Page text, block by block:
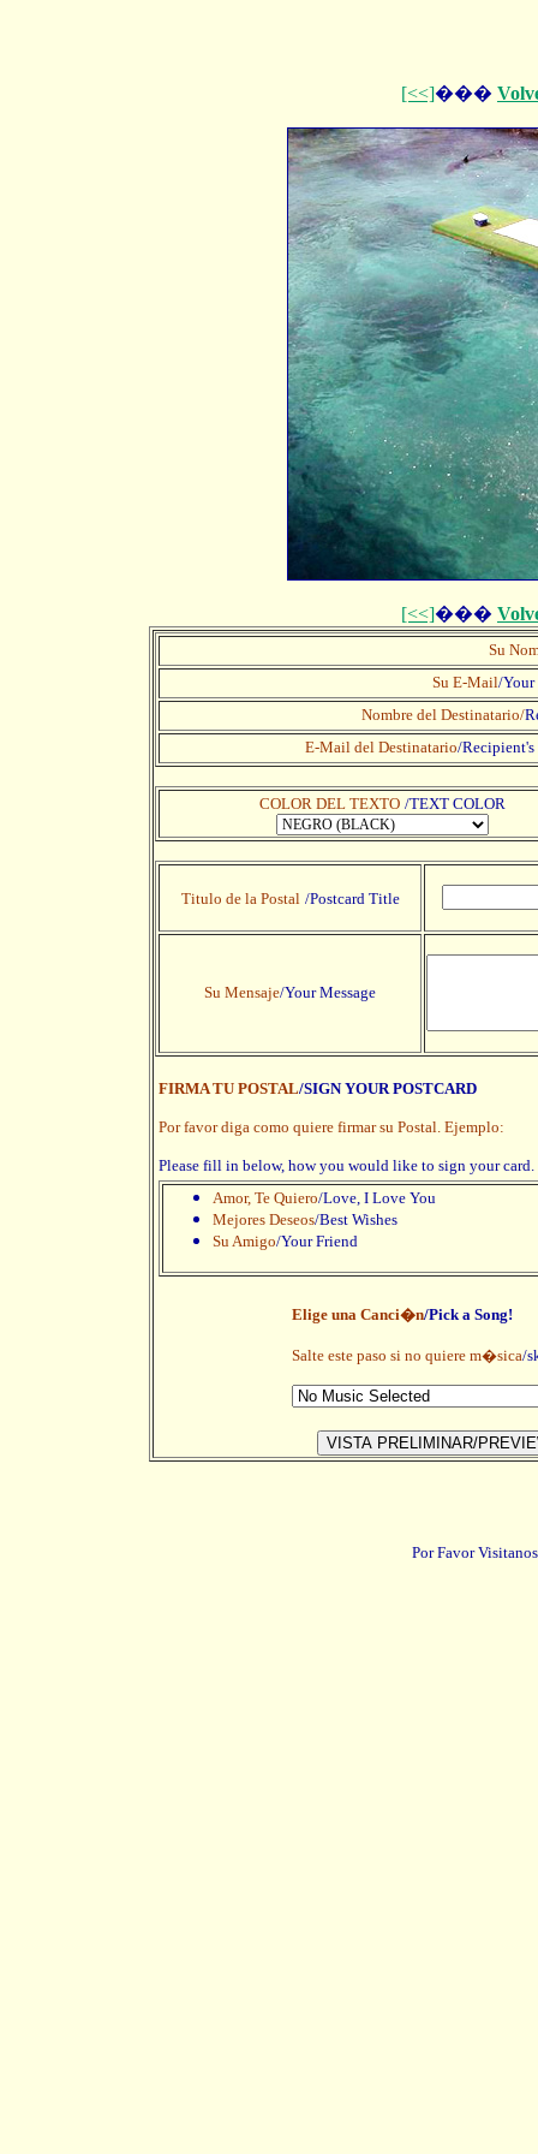
[<<]���
[<<]���
Su
Su E-Mail/Your
Nombre del Destinatario/
E-Mail del Destinatario/
COLOR DEL TEXTO /TEXT COLOR
Titulo de la Postal /Postcard Title
Su Mensaje/Your Message
FIRMA TU POSTAL/SIGN YOUR POSTCARD
Por favor diga como quiere firmar su Postal. Ejemplo:
Please fill in below, how you would like to sign your card.
Amor, Te Quiero/Love, I Love You
Mejores Deseos/Best Wishes
Su Amigo/Your Friend
Elige una Canci�n/Pick a Song!
Salte este paso si no quiere m�sica/
Por Favor